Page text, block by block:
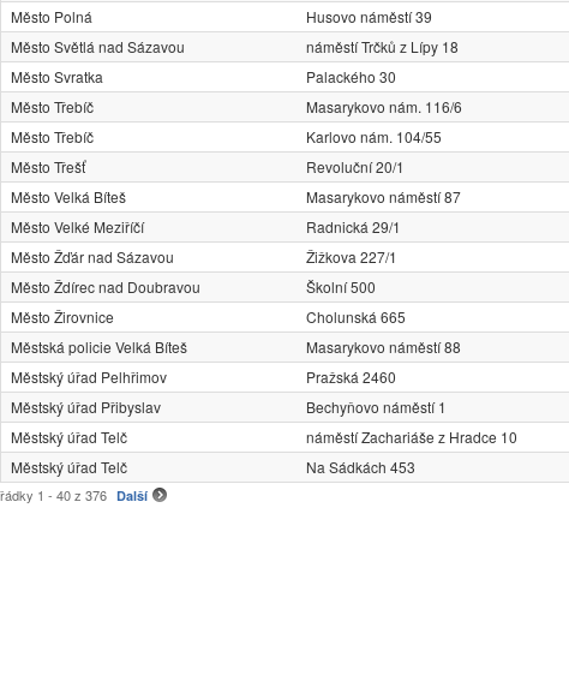
Město Polná
Husovo náměstí 39
Město Světlá nad Sázavou
náměstí Trčků z Lípy 18
Město Svratka
Palackého 30
Město Třebíč
Masarykovo nám. 116/6
Město Třebíč
Karlovo nám. 104/55
Město Třešť
Revoluční 20/1
Město Velká Bíteš
Masarykovo náměstí 87
Město Velké Meziříčí
Radnická 29/1
Město Žďár nad Sázavou
Žižkova 227/1
Město Ždírec nad Doubravou
Školní 500
Město Žirovnice
Cholunská 665
Městská policie Velká Bíteš
Masarykovo náměstí 88
Městský úřad Pelhřimov
Pražská 2460
Městský úřad Přibyslav
Bechyňovo náměstí 1
Městský úřad Telč
náměstí Zachariáše z Hradce 10
Městský úřad Telč
Na Sádkách 453
řádky 1 - 40 z 376 Další